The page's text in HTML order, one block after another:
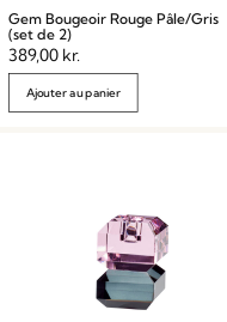
Gem Bougeoir Rouge Pâle/Gris
(set de 2)
389,00 kr.
Ajouter au panier